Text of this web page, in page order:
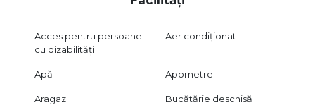
Acces pentru persoane
cu dizabilități
Aer condiționat
Apă Apometre
Aragaz Bucătărie deschisă